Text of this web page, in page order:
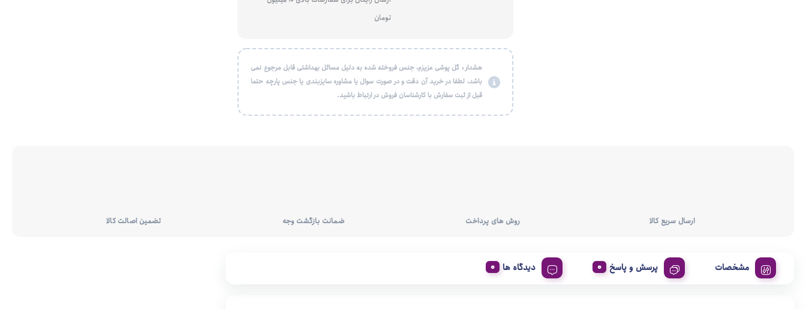
تومان
هشدار : گل پوشی عزیزم، جنس فروخته شده به دلیل مسائل بهداشتی قابل مرجوع نمی
باشد، لطفا در خرید آن دقت و در صورت سوال یا مشاوره سایزبندی یا جنس پارچه حتما
قبل از ثبت سفارش با کارشناسان فروش در ارتباط باشید.
ارسال سریع کالا روش های پرداخت ضمانت بازگشت وجه تضمین اصالت کالا
مشخصات پرسش و پاسخ دیدگاه ها